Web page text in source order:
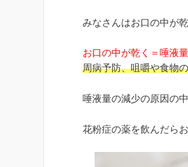
みなさんはお口の中が
お口の中が乾く＝唾液
周病予防、咀嚼や食物
唾液量の減少の原因の
花粉症の薬を飲んだら